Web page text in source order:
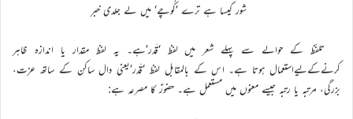
شور کیسا ہے ترے ’کُوچے‘ میں لے جلدی خبر
تلفّظ کے حوالے سے پہلے شعر میں لفظ ‘قَدَر’ہے۔ یہ لفظ مقدار یا اندازہ ظاہر
کرنےکےلیےاستعمال ہوتا ہے۔ اس کے بالمقابل لفظ ‘قَدْر’یعنی دال ساکن کے ساتھ عزت،
بزرگی، مرتبہ یا رتبہ جیسے معنوں میں مستعمل ہے۔ حضورؑ کا مصرعہ ہے: